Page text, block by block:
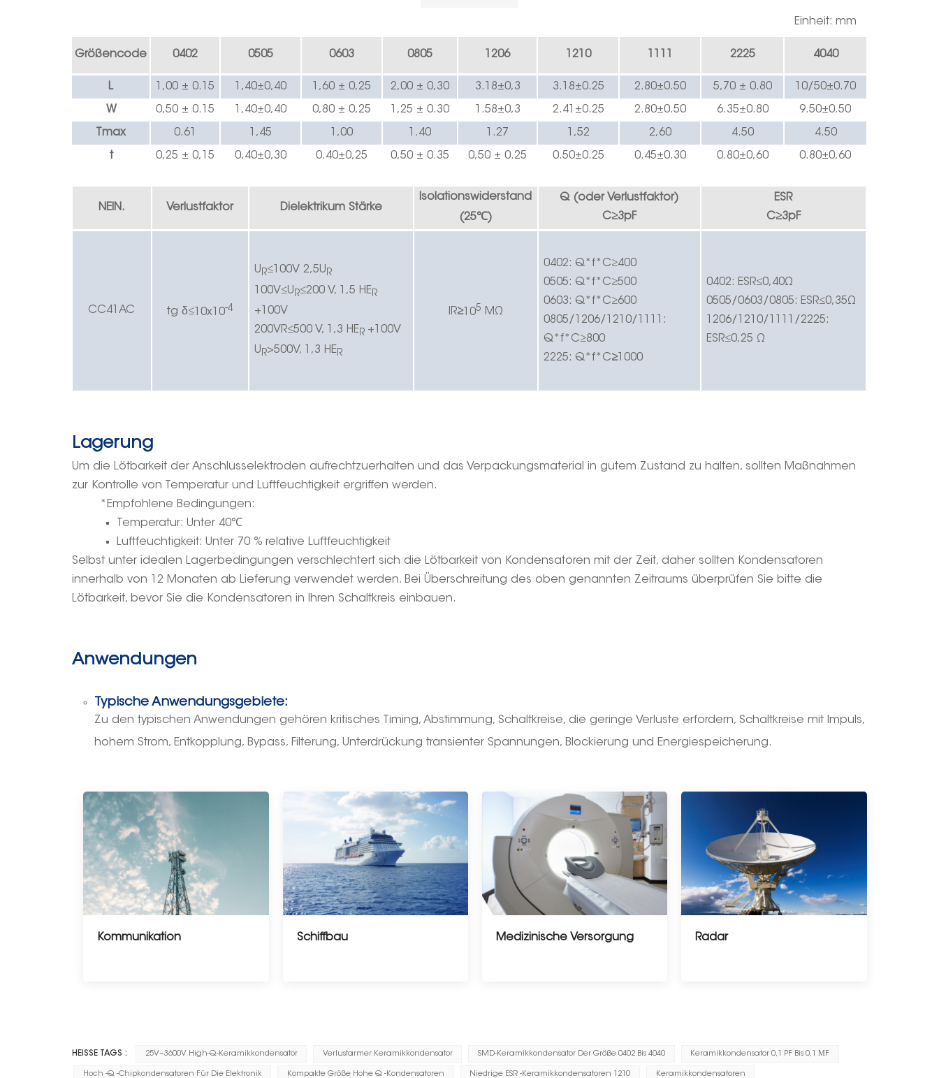
Einheit: mm
Größencode 0402 0505 0603 0805 1206 1210 1 111 2225 4040
L 1,00 ± 0. 15 1,40±0,40 1,60 ± 0,25 2,00 ± 0,30 3. 18±0,3 3. 18±0.25 2.80±0.50 5,70 ± 0.80 10/50±0.70
W 0,50 ± 0. 15 1,40±0,40 0,80 ± 0,25 1,25 ± 0.30 1.58±0,3 2.41 ±0.25 2.80±0.50 6.35±0.80 9.50±0.50
Tmax 0.61 1,45 1,00 1.40 1.27 1,52 2,60 4.50 4.50
t 0,25 ± 0,15 0,40±0,30 0.40±0,25 0,50 ± 0.35 0,50 ± 0.25 0.50±0.25 0.45±0.30 0.80±0,60 0.80±0,60
NEIN. Verlustfaktor DielektrikumStärke
Isolationswiderstand
(25℃)
Q (oder Verlustfaktor)
C≥3pF
ESR
C≥3pF
CC4 1AC tg δ≤10x10-4
U R≤100V 2,5U R
100V≤U R≤200 V, 1,5 HER
+100V
200V R≤500 V, 1,3 HER +100V
U R>500V, 1,3 HER
IR≥105 MΩ
0402: Q*f*C≥400
0505: Q*f*C≥500
0603: Q*f*C≥600
0805/1206/1210/1111:
Q*f*C≥800
2225: Q*f*C≥1000
0402: ESR≤0,40Ω
0505/0603/0805: ESR≤0,35Ω
1206/1210/1111/2225:
ESR≤0,25 Ω
Lagerung
Um die Lötbarkeit der Anschlusselektroden aufrechtzuerhalten und das Verpackungsmaterial in gutem Zustand zu halten, sollten Maßnahmen
zur Kontrolle von Temperatur und Luftfeuchtigkeit ergriffen werden.
*Empfohlene Bedingungen:
Temperatur: Unter 40℃
Luftfeuchtigkeit: Unter 70 % relative Luftfeuchtigkeit
Selbst unter idealen Lagerbedingungen verschlechtert sich die Lötbarkeit von Kondensatoren mit der Zeit, daher sollten Kondensatoren
innerhalb von 12 Monaten ab Lieferung verwendet werden. Bei Überschreitung des oben genannten Zeitraums überprüfen Sie bitte die
Lötbarkeit, bevor Sie die Kondensatoren in Ihren Schaltkreis einbauen.
Anwendungen
Typische Anwendungsgebiete:
Zu den typischen Anwendungen gehören kritisches Timing, Abstimmung, Schaltkreise, die geringe Verluste erfordern, Schaltkreise mit Impuls,
hohem Strom, Entkopplung, Bypass, Filterung, Unterdrückung transienter Spannungen, Blockierung und Energiespeicherung.
Kommunikation Schiffbau Medizinische Versorgung Radar
HEISSE TAGS : 25V~3600V High-Q-Keramikkondensator Verlustarmer Keramikkondensator SMD-Keramikkondensator Der Größe 0402 Bis 4040 Keramikkondensator 0,1 PF Bis 0,1 ΜF
Hoch -Q -Chipkondensatoren Für Die Elektronik Kompakte Größe Hohe Q -Kondensatoren Niedrige ESR -Keramikkondensatoren 1210 Keramikkondensatoren